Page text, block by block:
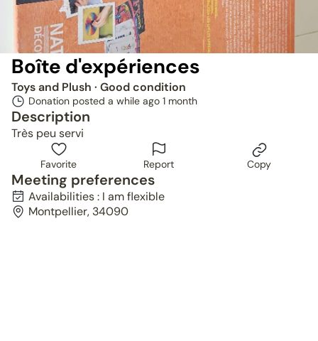
Boîte d'expériences
Toys and Plush · Good condition
Donation posted a while ago 1 month
Description
Très peu servi
Favorite Report Copy
Meeting preferences
Availabilities : I am flexible
Montpellier, 34090